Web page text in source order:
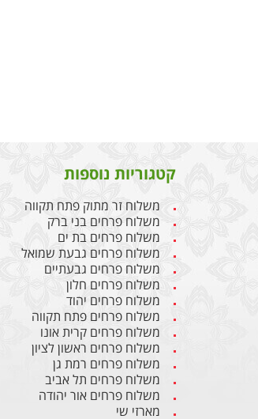
קטגוריות נוספות
משלוח זר מתוק פתח תקווה
משלוח פרחים בני ברק
משלוח פרחים בת ים
משלוח פרחים גבעת שמואל
משלוח פרחים גבעתיים
משלוח פרחים חלון
משלוח פרחים יהוד
משלוח פרחים פתח תקווה
משלוח פרחים קרית אונו
משלוח פרחים ראשון לציון
משלוח פרחים רמת גן
משלוח פרחים תל אביב
משלוח פרחים אור יהודה
מארזי שי